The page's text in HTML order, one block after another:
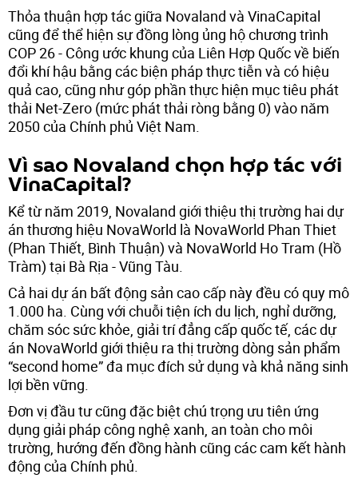
Thỏa thuận hợp tác giữa Novaland và VinaCapital
cũng để thể hiện sự đồng lòng ủng hộ chương trình
COP 26 - Công ước khung của Liên Hợp Quốc về biến
đổi khí hậu bằng các biện pháp thực tiễn và có hiệu
quả cao, cũng như góp phần thực hiện mục tiêu phát
thải Net-Zero (mức phát thải ròng bằng 0) vào năm
2050 của Chính phủ Việt Nam.
Vì sao Novaland chọn hợp tác với
VinaCapital?
Kể từ năm 2019, Novaland giới thiệu thị trường hai dự
án thương hiệu NovaWorld là NovaWorld Phan Thiet
(Phan Thiết, Bình Thuận) và NovaWorld Ho Tram (Hồ
Tràm) tại Bà Rịa - Vũng Tàu.
Cả hai dự án bất động sản cao cấp này đều có quy mô
1.000 ha. Cùng với chuỗi tiện ích du lịch, nghỉ dưỡng,
chăm sóc sức khỏe, giải trí đẳng cấp quốc tế, các dự
án NovaWorld giới thiệu ra thị trường dòng sản phẩm
“second home” đa mục đích sử dụng và khả năng sinh
lợi bền vững.
Đơn vị đầu tư cũng đặc biệt chú trọng ưu tiên ứng
dụng giải pháp công nghệ xanh, an toàn cho môi
trường, hướng đến đồng hành cũng các cam kết hành
động của Chính phủ.